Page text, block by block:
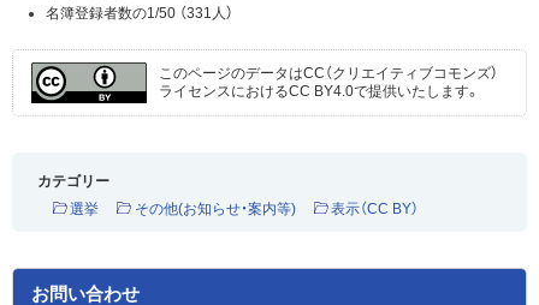
名簿登録者数の1/50 （331人）
CC BY4.0
このページのデータはCC（クリエイティブコモンズ）
ライセンスにおけるCC BY4.0で提供いたします。
カテゴリー
選挙
その他(お知らせ・案内等) 表示（CC BY）
お問い合わせ